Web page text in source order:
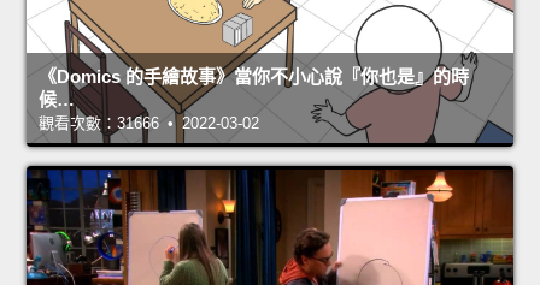
《Domics 的手繪故事》當你不小心說『你也是』的時
候…
觀看次數：31666 • 2022-03-02